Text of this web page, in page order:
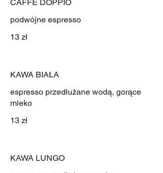
CAFFE DOPPIO
podwójne espresso
13 zł
KAWA BIAŁA
espresso przedłużane wodą, gorące
mleko
13 zł
KAWA LUNGO